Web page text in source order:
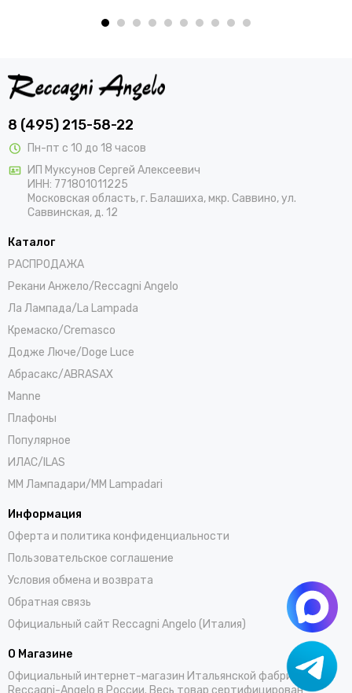
8 (495) 215-58-22
Пн-пт с 10 до 18 часов
ИП Муксунов Сергей Алексеевич
ИНН: 771801011225
Московская область, г. Балашиха, мкр. Саввино, ул.
Саввинская, д. 12
Каталог
РАСПРОДАЖА
Рекани Анжело/Reccagni Angelo
Ла Лампада/La Lampada
Кремаско/Cremasco
Додже Люче/Doge Luce
Абрасакс/ABRASAX
Manne
Плафоны
Популярное
ИЛАС/ILAS
ММ Лампадари/MM Lampadari
Информация
Оферта и политика конфиденциальности
Пользовательское соглашение
Условия обмена и возврата
Обратная связь
Официальный сайт Reccagni Angelo (Италия)
О Магазине
Официальный интернет-магазин Итальянской фабрики